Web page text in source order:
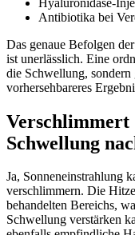
Antibiotika bei
Das genaue Befolgen
ist unerlässlich. Eine
die Schwellung, sondern
vorhersehbareres
Verschlimmert
Schwellung
Ja, Sonneneinstrahlung
verschlimmern. Die
behandelten Bereichs,
Schwellung verstärken